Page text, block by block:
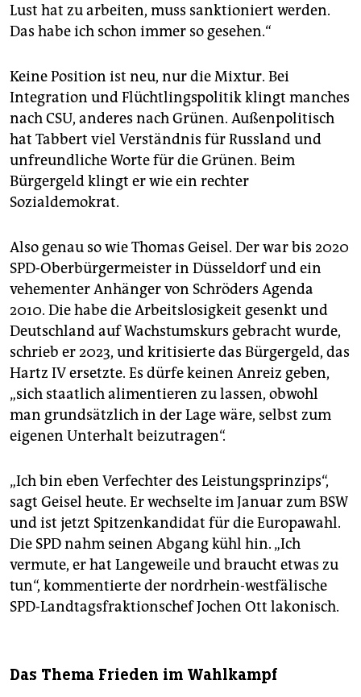
Lust hat zu arbeiten, muss sanktioniert werden.
Das habe ich schon immer so gesehen.“
Keine Position ist neu, nur die Mixtur. Bei
Integration und Flüchtlingspolitik klingt manches
nach CSU, anderes nach Grünen. Außenpolitisch
hat Tab­bert viel Verständnis für Russland und
unfreundliche Worte für die Grünen. Beim
Bürgergeld klingt er wie ein rechter
Sozialdemokrat.
Also genau so wie Thomas Geisel. Der war bis 2020
SPD-Oberbürgermeister in Düsseldorf und ein
vehementer Anhänger von Schröders Agenda
2010. Die habe die Arbeitslosigkeit gesenkt und
Deutschland auf Wachstumskurs gebracht wurde,
schrieb er 2023, und kritisierte das Bürgergeld, das
Hartz IV ersetzte. Es dürfe keinen Anreiz geben,
„sich staatlich alimentieren zu lassen, obwohl
man grundsätzlich in der Lage wäre, selbst zum
eigenen Unterhalt beizutragen“.
„Ich bin eben Verfechter des Leistungsprinzips“,
sagt Geisel heute. Er wechselte im Januar zum BSW
und ist jetzt Spitzenkandidat für die Europawahl.
Die SPD nahm seinen Abgang kühl hin. „Ich
vermute, er hat Langeweile und braucht etwas zu
tun“, kommentierte der nordrhein-westfälische
SPD-Landtagsfraktionschef Jochen Ott lakonisch.
Das Thema Frieden im Wahlkampf